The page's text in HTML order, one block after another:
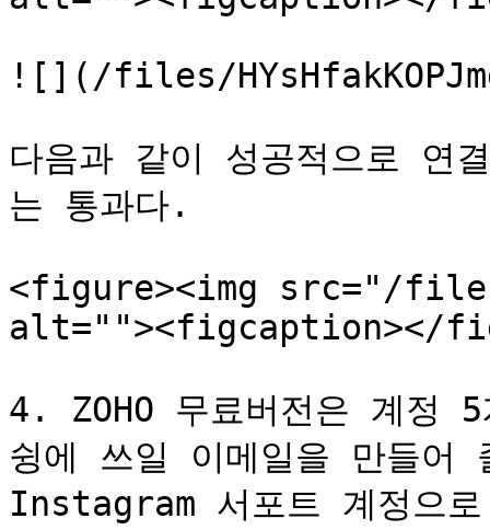
![](/files/
다음과 같이 성공적으로 연
는 통과다.
<figure><img src="/files/
alt=""><figcaption></
4. ZOHO 무료버전은 계정
슁에 쓰일 이메일을 만들어
Instagram 서포트 계정으